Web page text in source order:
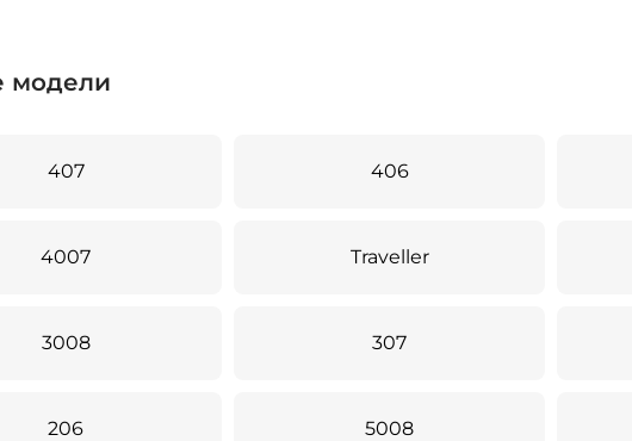
модели
407 406
4007 Traveller
3008 307
206 5008